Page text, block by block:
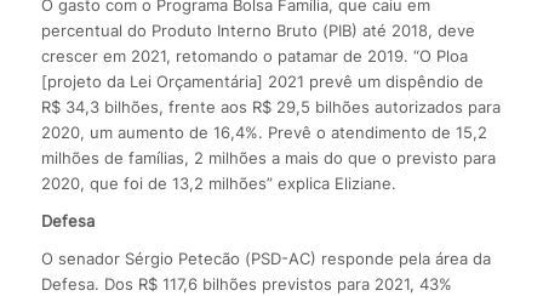
O gasto com o Programa Bolsa Família, que caiu em
percentual do Produto Interno Bruto (PIB) até 2018, deve
crescer em 2021, retomando o patamar de 2019. “O Ploa
[projeto da Lei Orçamentária] 2021 prevê um dispêndio de
R$ 34,3 bilhões, frente aos R$ 29,5 bilhões autorizados para
2020, um aumento de 16,4%. Prevê o atendimento de 15,2
milhões de famílias, 2 milhões a mais do que o previsto para
2020, que foi de 13,2 milhões” explica Eliziane.
Defesa
O senador Sérgio Petecão (PSD-AC) responde pela área da
Defesa. Dos R$ 117,6 bilhões previstos para 2021, 43%